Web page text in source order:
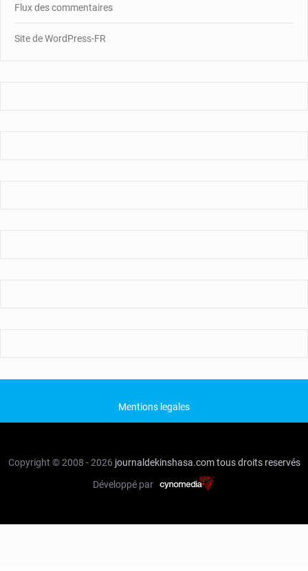
Flux des commentaires
Site de WordPress-FR
Mentions legales
Copyright © 2008 - 2026 journaldekinshasa.com tous droits reservés
Développé par